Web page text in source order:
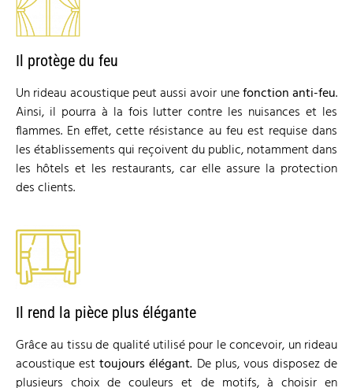
Il protège du feu
Un rideau acoustique peut aussi avoir unefonction anti-feu.
Ainsi, il pourra à la fois lutter contre les nuisances et les
flammes. En effet, cette résistance au feu est requise dans
les établissements qui reçoivent du public, notamment dans
les hôtels et les restaurants, car elle assure la protection
des clients.
Il rend la pièce plus élégante
Grâce au tissu de qualité utilisé pour le concevoir, un rideau
acoustique esttoujoursélégant. De plus, vous disposez de
plusieurs choix de couleurs et de motifs, à choisir en